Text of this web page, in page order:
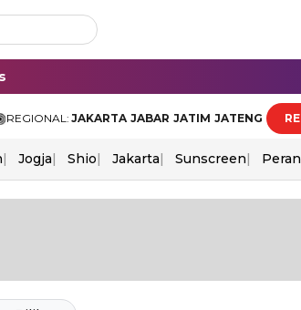
REGIONAL: JAKARTA JABAR JATIM JATENG
Jogja Shio Jakarta Sunscreen